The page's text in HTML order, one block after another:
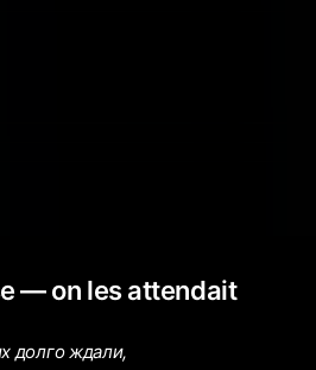
— on les attendait
долго ждали,